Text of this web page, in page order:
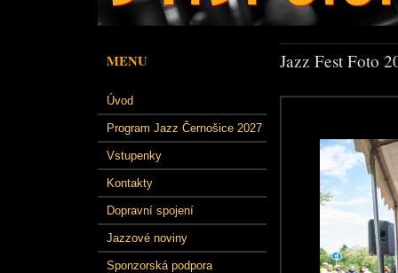
MENU
Úvod
Program Jazz Černošice 2027
Vstupenky
Kontakty
Dopravní spojení
Jazzové noviny
Sponzorská podpora
Jazz Fest Foto